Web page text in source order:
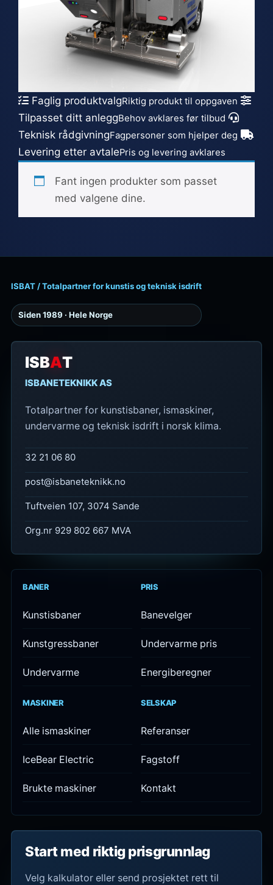
Faglig produktvalgRiktig produkt til oppgaven
Tilpasset ditt anleggBehov avklares før tilbud
Teknisk rådgivningFagpersoner som hjelper deg
Levering etter avtalePris og levering avklares
Fant ingen produkter som passet
med valgene dine.
ISBAT / Totalpartner for kunstis og teknisk isdrift
Siden 1989 · Hele Norge
ISBAT
ISBANETEKNIKK AS
Totalpartner for kunstisbaner, ismaskiner,
undervarme og teknisk isdrift i norsk klima.
32 21 06 80
post@isbaneteknikk.no
Tuftveien 107, 3074 Sande
Org.nr 929 802 667 MVA
BANER
Kunstisbaner
Kunstgressbaner
Undervarme
PRIS
Banevelger
Undervarme pris
Energiberegner
MASKINER
Alle ismaskiner
IceBear Electric
Brukte maskiner
SELSKAP
Referanser
Fagstoff
Kontakt
Start med riktig prisgrunnlag
Velg kalkulator eller send prosjektet rett til